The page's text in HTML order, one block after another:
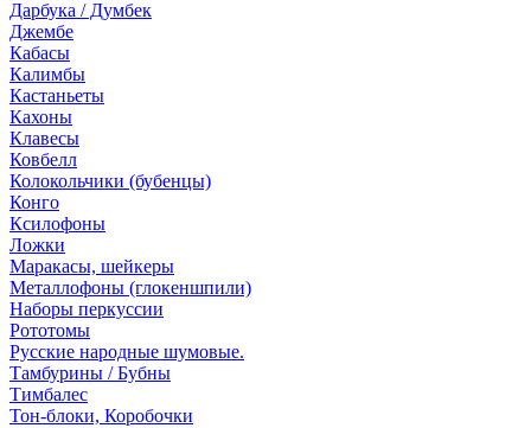
Дарбука / Думбек
Джембе
Кабасы
Калимбы
Кастаньеты
Кахоны
Клавесы
Ковбелл
Колокольчики (бубенцы)
Конго
Ксилофоны
Ложки
Маракасы, шейкеры
Металлофоны (глокеншпили)
Наборы перкуссии
Рототомы
Русские народные шумовые.
Тамбурины / Бубны
Тимбалес
Тон-блоки, Коробочки